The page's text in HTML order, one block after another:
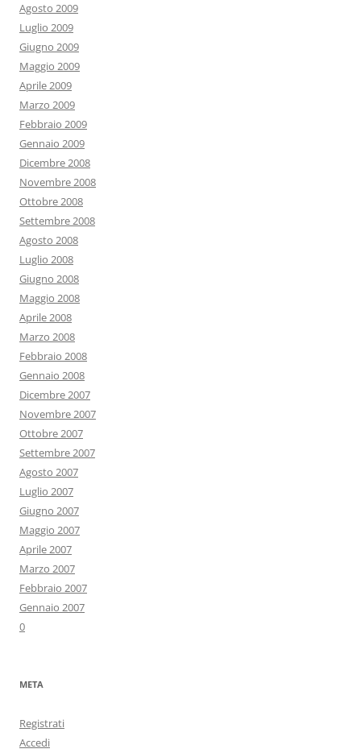
Agosto 2009
Luglio 2009
Giugno 2009
Maggio 2009
Aprile 2009
Marzo 2009
Febbraio 2009
Gennaio 2009
Dicembre 2008
Novembre 2008
Ottobre 2008
Settembre 2008
Agosto 2008
Luglio 2008
Giugno 2008
Maggio 2008
Aprile 2008
Marzo 2008
Febbraio 2008
Gennaio 2008
Dicembre 2007
Novembre 2007
Ottobre 2007
Settembre 2007
Agosto 2007
Luglio 2007
Giugno 2007
Maggio 2007
Aprile 2007
Marzo 2007
Febbraio 2007
Gennaio 2007
0
META
Registrati
Accedi